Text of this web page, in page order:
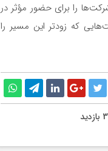
را برای حضور مؤثر در
که زودتر این مسیر را